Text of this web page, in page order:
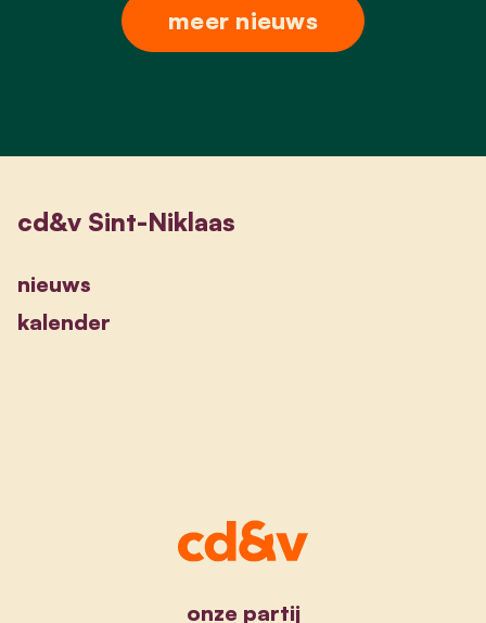
meer nieuws
cd&v Sint-Niklaas
nieuws
kalender
onze partij